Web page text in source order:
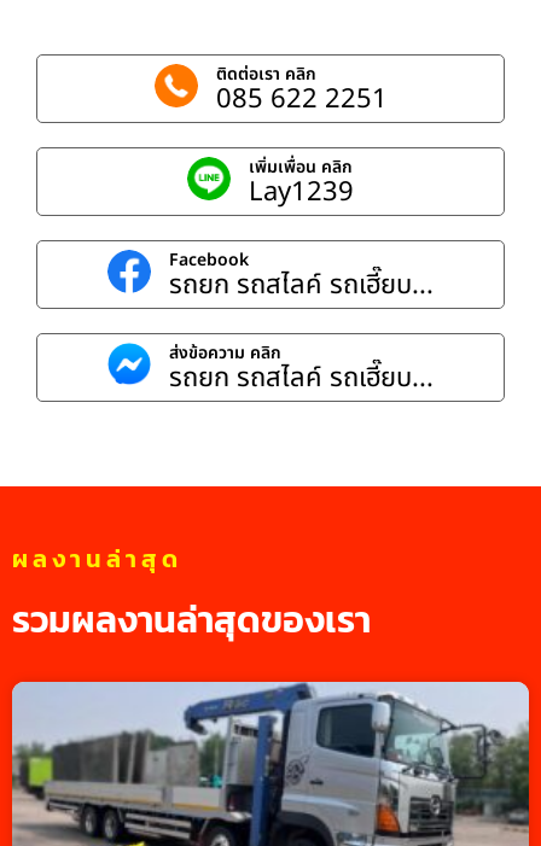
ติดต่อเรา คลิก
085 622 2251
เพิ่มเพื่อน คลิก
Lay1239
Facebook
รถยก รถสไลค์ รถเฮี๊ยบ...
ส่งข้อความ คลิก
รถยก รถสไลค์ รถเฮี๊ยบ...
ผลงานล่าสุด
รวมผลงานล่าสุดของเรา